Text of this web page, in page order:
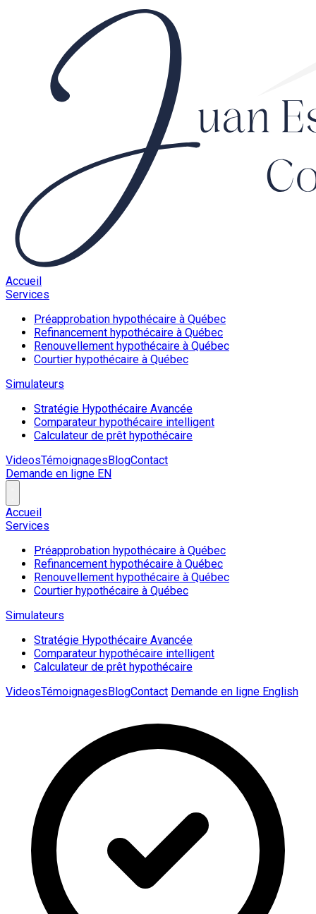
Accueil
Services
Préapprobation hypothécaire à Québec
Refinancement hypothécaire à Québec
Renouvellement hypothécaire à Québec
Courtier hypothécaire à Québec
Simulateurs
Stratégie Hypothécaire Avancée
Comparateur hypothécaire intelligent
Calculateur de prêt hypothécaire
VideosTémoignagesBlogContact
Demande en ligne EN
Accueil
Services
Préapprobation hypothécaire à Québec
Refinancement hypothécaire à Québec
Renouvellement hypothécaire à Québec
Courtier hypothécaire à Québec
Simulateurs
Stratégie Hypothécaire Avancée
Comparateur hypothécaire intelligent
Calculateur de prêt hypothécaire
VideosTémoignagesBlogContact Demande en ligne English